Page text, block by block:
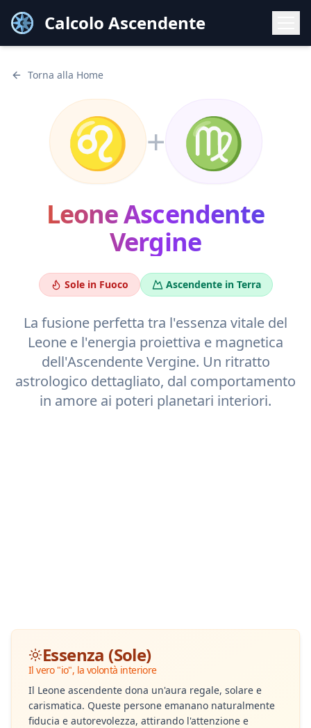
Calcolo Ascendente
Torna alla Home
♌ + ♍
LeoneAscendente
Vergine
Sole in Fuoco Ascendente in Terra
La fusione perfetta tra l'essenza vitale del
Leone e l'energia proiettiva e magnetica
dell'AscendenteVergine. Un ritratto
astrologico dettagliato, dal comportamento
in amore ai poteri planetari interiori.
Essenza (Sole)
Il vero "io", la volontà interiore
Il Leone ascendente dona un'aura regale, solare e
carismatica. Queste persone emanano naturalmente
fiducia e autorevolezza, attirando l'attenzione e